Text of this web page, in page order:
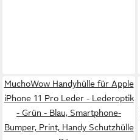
MuchoWow Handyhülle für Apple
iPhone 11 Pro Leder - Lederoptik
- Grün - Blau, Smartphone-
Bumper, Print, Handy Schutzhülle